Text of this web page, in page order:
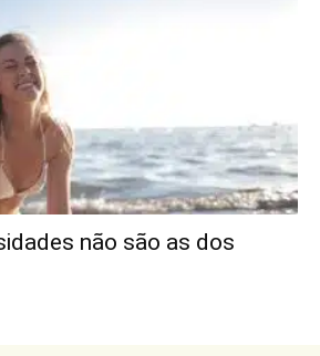
não são as dos